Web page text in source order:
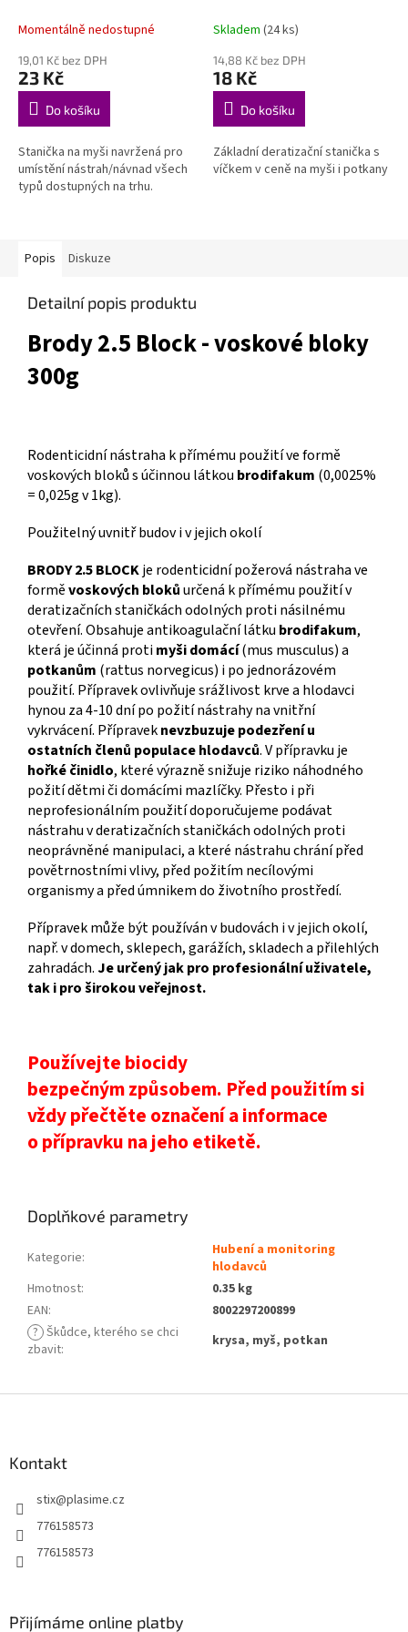
Momentálně nedostupné
19,01 Kč bez DPH
23 Kč
Do košíku
Stanička na myši navržená pro
umístění nástrah/návnad všech
typů dostupných na trhu.
Skladem (24 ks)
14,88 Kč bez DPH
18 Kč
Do košíku
Základní deratizační stanička s
víčkem v ceně na myši i potkany
Popis Diskuze
Detailní popis produktu
Brody 2.5 Block - voskové bloky
300g
Rodenticidní nástraha k přímému použití ve formě
voskových bloků s účinnou látkou brodifakum (0,0025%
= 0,025g v 1kg).
Použitelný uvnitř budov i v jejich okolí
BRODY 2.5 BLOCKje rodenticidní požerová nástraha ve
forměvoskových blokůurčená k přímému použití v
deratizačních staničkách odolných proti násilnému
otevření. Obsahuje antikoagulační látku brodifakum,
která je účinná protimyši domácí(mus musculus) a
potkanům (rattus norvegicus) i po jednorázovém
použití. Přípravek ovlivňuje srážlivost krve a hlodavci
hynou za 4-10 dní po požití nástrahy na vnitřní
vykrvácení. Přípraveknevzbuzuje podezření u
ostatních členů populace hlodavců. V přípravku je
hořké činidlo, které výrazně snižuje riziko náhodného
požití dětmi či domácími mazlíčky. Přesto i při
neprofesionálním použití doporučujeme podávat
nástrahu v deratizačních staničkách odolných proti
neoprávněné manipulaci, a které nástrahu chrání před
povětrnostními vlivy, před požitím necílovými
organismy a před úmnikem do životního prostředí.
Přípravek může být používán v budovách i v jejich okolí,
např. v domech, sklepech, garážích, skladech a přilehlých
zahradách.Je určený jak pro profesionální uživatele,
tak i pro širokou veřejnost.
Používejte biocidy
bezpečným způsobem. Před použitím si
vždy přečtěte označení a informace
o přípravkuna jeho etiketě.
Doplňkové parametry
Kategorie:
Hubení a monitoring
hlodavců
Hmotnost:
0.35 kg
EAN:
8002297200899
? Škůdce, kterého se chci
zbavit: krysa, myš, potkan
Kontakt
stix@plasime.cz
776158573
776158573
Přijímáme online platby